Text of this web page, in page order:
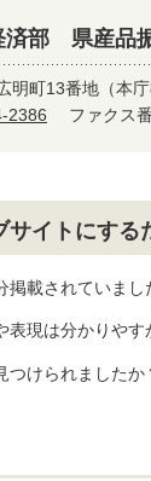
部 県産品
明町13番地（本庁
2386 ファクス
サイトにす
掲載されていまし
表現は分かりやす
つけられましたか